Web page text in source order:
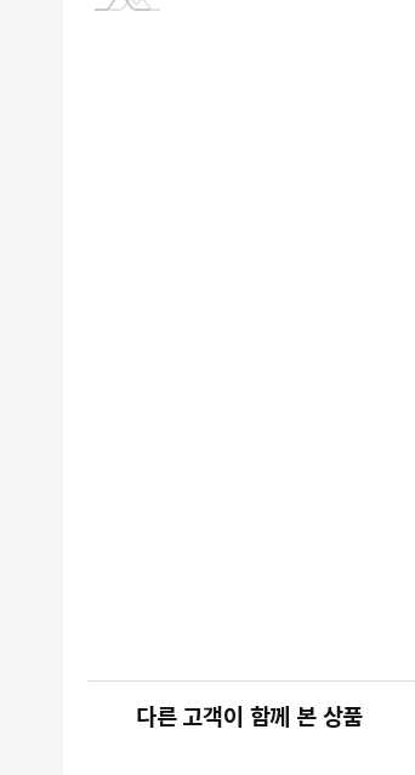
다른 고객이 함께 본 상품